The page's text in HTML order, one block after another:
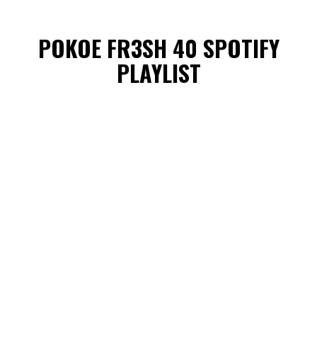
POKOE FR3SH 40 SPOTIFY
PLAYLIST